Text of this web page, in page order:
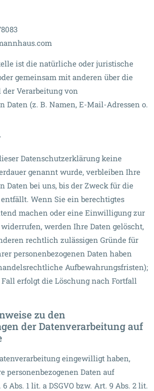
ist die natürliche oder juristische
gemeinsam mit anderen über die
Verarbeitung von
Daten (z. B. Namen, E-Mail-Adressen o.
Datenschutzerklärung keine
genannt wurde, verbleiben Ihre
Daten bei uns, bis der Zweck für die
Wenn Sie ein berechtigtes
machen oder eine Einwilligung zur
werden Ihre Daten gelöscht,
rechtlich zulässigen Gründe für
personenbezogenen Daten haben
Aufbewahrungsfristen);
erfolgt die Löschung nach Fortfall
zu den
der Datenverarbeitung auf
eingewilligt haben,
personenbezogenen Daten auf
Abs. 1 lit. a DSGVO bzw. Art. 9 Abs. 2 lit.